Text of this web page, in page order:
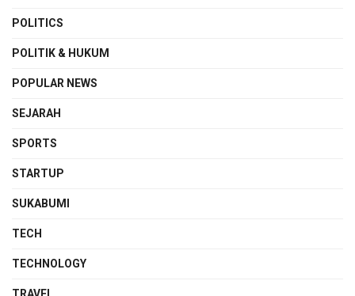
POLITICS
POLITIK & HUKUM
POPULAR NEWS
SEJARAH
SPORTS
STARTUP
SUKABUMI
TECH
TECHNOLOGY